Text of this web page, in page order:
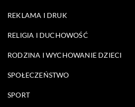
REKLAMA I DRUK
RELIGIA I DUCHOWOŚĆ
RODZINA I WYCHOWANIE DZIECI
SPOŁECZEŃSTWO
SPORT